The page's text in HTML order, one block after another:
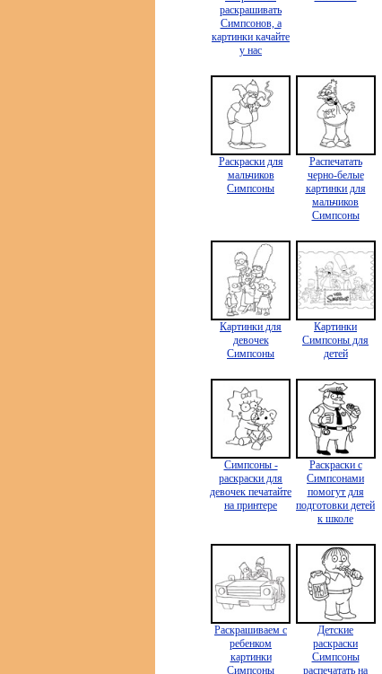
раскрашивать
Симпсонов, а
картинки качайте
у нас
Раскраски для
мальчиков
Симпсоны
Распечатать
черно-белые
картинки для
мальчиков
Симпсоны
Картинки для
девочек
Симпсоны
Картинки
Симпсоны для
детей
Симпсоны -
раскраски для
девочек печатайте
на принтере
Раскраски с
Симпсонами
помогут для
подготовки детей
к школе
Раскрашиваем с
ребенком
картинки
Симпсоны
Детские
раскраски
Симпсоны
распечатать на